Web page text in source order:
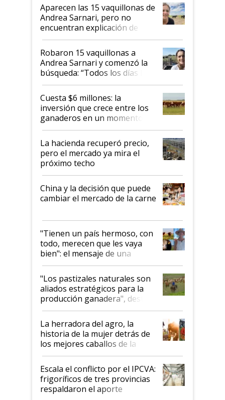
mandato muy claro del gobierno
nacional"
Aparecen las 15 vaquillonas de
Andrea Sarnari, pero no
encuentran explicación de
cómo llegaron allí
Robaron 15 vaquillonas a
Andrea Sarnari y comenzó la
búsqueda: “Todos los días le
toca a algún productor”
Cuesta $6 millones: la
inversión que crece entre los
ganaderos en un momento
histórico para la actividad
La hacienda recuperó precio,
pero el mercado ya mira el
próximo techo
China y la decisión que puede
cambiar el mercado de la carne
"Tienen un país hermoso, con
todo, merecen que les vaya
bien": el mensaje de una
ganadera uruguaya sobre las
oportunidades que se abren
para el agro en Argentina, con
foco en la carne
"Los pastizales naturales son
aliados estratégicos para la
producción ganadera", destaca
la iniciativa que ya reúne a 46
establecimientos en Argentina
La herradora del agro, la
historia de la mujer detrás de
los mejores caballos de la
Argentina y los mitos que
todavía hacen sufrir a estos
animales: "Mientras me
descalificaban, yo seguí
haciendo currículum"
Escala el conflicto por el IPCVA:
frigoríficos de tres provincias
respaldaron el aporte